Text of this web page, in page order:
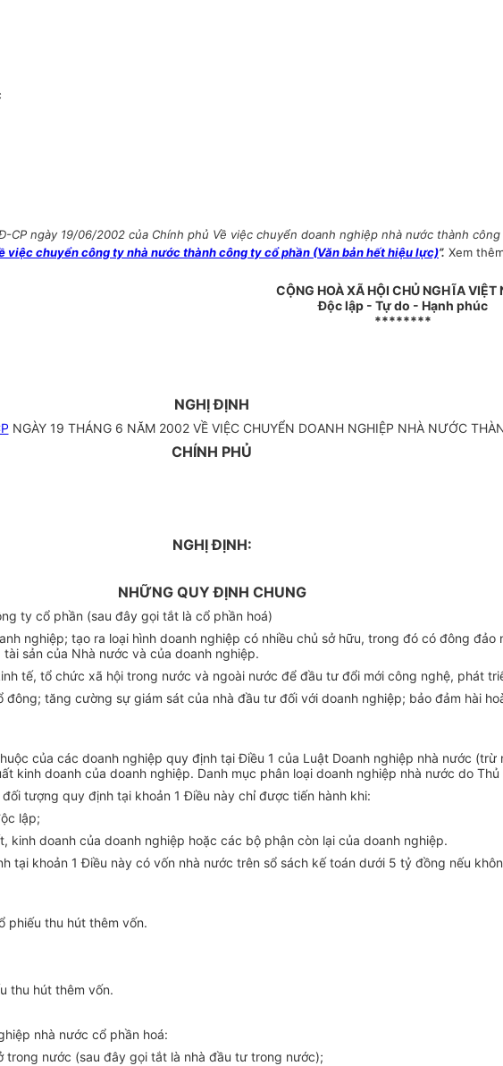
CP ngày 19/06/2002 của Chính phủ Về việc chuyển doanh nghiệp nhà nước thành
chuyển công ty nhà nước thành công ty cổ phần (Văn bản hết hiệu lực)”. Xem
CỘNG HOÀ XÃ HỘI CHỦ NGHĨA VIỆT
Độc lập - Tự do - Hạnh phúc
********
NGHỊ ĐỊNH
NGÀY 19 THÁNG 6 NĂM 2002 VỀ VIỆC CHUYỂN DOANH NGHIỆP NHÀ NƯỚC
CHÍNH PHỦ
NGHỊ ĐỊNH:
NHỮNG QUY ĐỊNH CHUNG
ty cổ phần (sau đây gọi tắt là cổ phần hoá)
nghiệp; tạo ra loại hình doanh nghiệp có nhiều chủ sở hữu, trong đó có đông
sản của Nhà nước và của doanh nghiệp.
tế, tổ chức xã hội trong nước và ngoài nước để đầu tư đổi mới công nghệ, phát
tăng cường sự giám sát của nhà đầu tư đối với doanh nghiệp; bảo đảm hài
của các doanh nghiệp quy định tại Điều 1 của Luật Doanh nghiệp nhà nước
kinh doanh của doanh nghiệp. Danh mục phân loại doanh nghiệp nhà nước do
tượng quy định tại khoản 1 Điều này chỉ được tiến hành khi:
lập;
doanh của doanh nghiệp hoặc các bộ phận còn lại của doanh nghiệp.
khoản 1 Điều này có vốn nhà nước trên sổ sách kế toán dưới 5 tỷ đồng nếu
phiếu thu hút thêm vốn.
thu hút thêm vốn.
nhà nước cổ phần hoá:
nước (sau đây gọi tắt là nhà đầu tư trong nước);